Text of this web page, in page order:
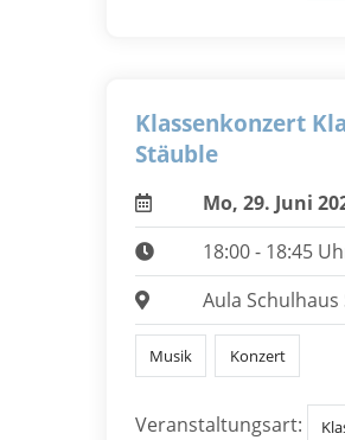
Klassenkonzert
Stäuble
Mo, 29. Juni
18:00 - 18:45
Aula Schulhaus
Musik Konzert
Veranstaltungsart: